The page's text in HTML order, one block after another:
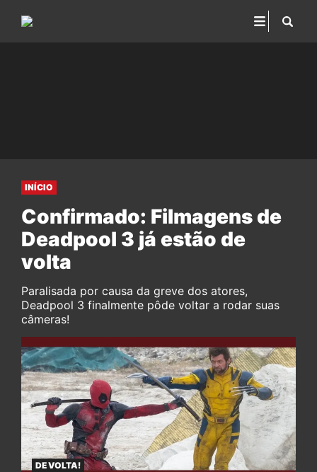
INÍCIO
Confirmado: Filmagens de
Deadpool 3 já estão de
volta
Paralisada por causa da greve dos atores,
Deadpool 3 finalmente pôde voltar a rodar suas
câmeras!
DE VOLTA!